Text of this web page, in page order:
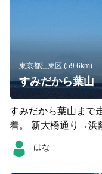
東京都江東区 (59.6km)
すみだから葉山
すみだから葉山まで
着。 新大橋通り→
旧東海道→京急線沿
い→野毛黄金町大
はな